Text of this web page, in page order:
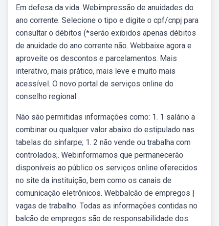
Em defesa da vida. Webimpressão de anuidades do
ano corrente. Selecione o tipo e digite o cpf/cnpj para
consultar o débitos (*serão exibidos apenas débitos
de anuidade do ano corrente não. Webbaixe agora e
aproveite os descontos e parcelamentos. Mais
interativo, mais prático, mais leve e muito mais
acessível. O novo portal de serviços online do
conselho regional.
Não são permitidas informações como: 1. 1 salário a
combinar ou qualquer valor abaixo do estipulado nas
tabelas do sinfarpe; 1. 2 não vende ou trabalha com
controlados;. Webinformamos que permanecerão
disponíveis ao público os serviços online oferecidos
no site da instituição, bem como os canais de
comunicação eletrônicos. Webbalcão de empregos |
vagas de trabalho. Todas as informações contidas no
balcão de empregos são de responsabilidade dos